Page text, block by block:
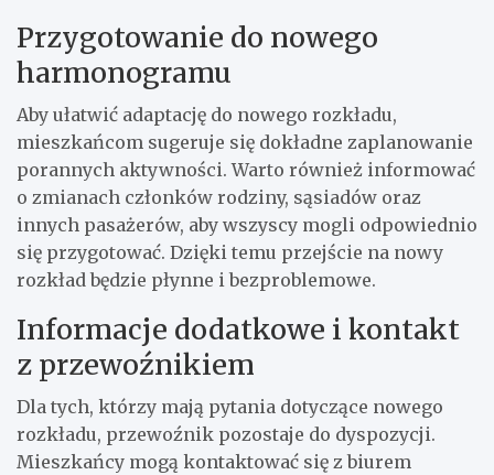
Przygotowanie do nowego
harmonogramu
Aby ułatwić adaptację do nowego rozkładu,
mieszkańcom sugeruje się dokładne zaplanowanie
porannych aktywności. Warto również informować
o zmianach członków rodziny, sąsiadów oraz
innych pasażerów, aby wszyscy mogli odpowiednio
się przygotować. Dzięki temu przejście na nowy
rozkład będzie płynne i bezproblemowe.
Informacje dodatkowe i kontakt
z przewoźnikiem
Dla tych, którzy mają pytania dotyczące nowego
rozkładu, przewoźnik pozostaje do dyspozycji.
Mieszkańcy mogą kontaktować się z biurem